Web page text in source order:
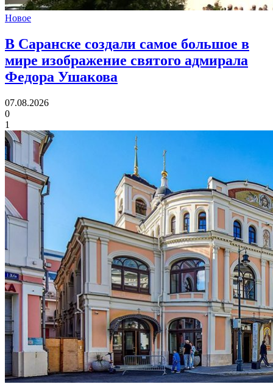
Новое
В Саранске создали самое большое в
мире изображение святого адмирала
Федора Ушакова
07.08.2026
0
1